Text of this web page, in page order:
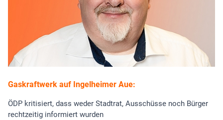
Gaskraftwerk auf Ingelheimer Aue:
ÖDP kritisiert, dass weder Stadtrat, Ausschüsse noch Bürger
rechtzeitig informiert wurden